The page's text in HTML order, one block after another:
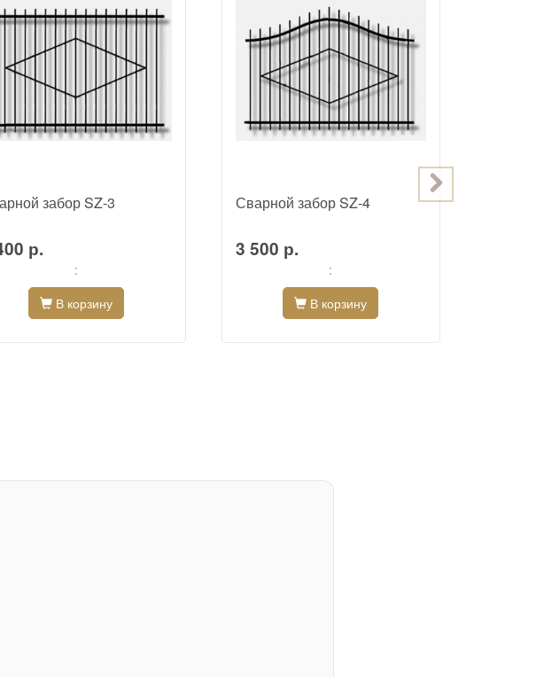
забор SZ-3
р.
:
В корзину
Сварной забор SZ-4
3 500 р.
:
В корзину